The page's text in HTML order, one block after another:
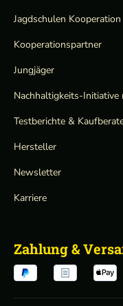
Jagdschulen Kooperation
Kooperationspartner
Jungjäger
Nachhaltigkeits-
Testberichte &
Hersteller
Newsletter
Karriere
Zahlung &